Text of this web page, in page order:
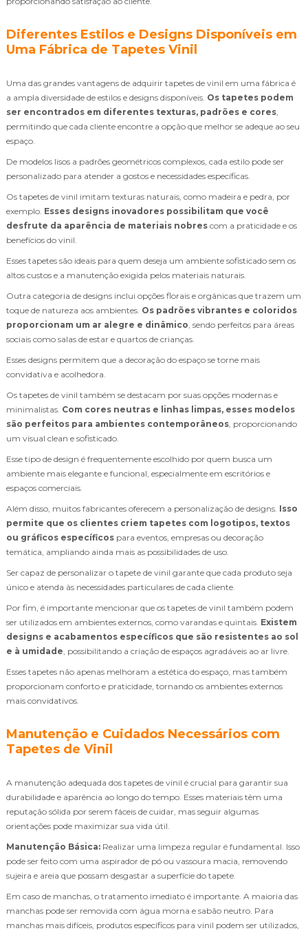
Diferentes Estilos e Designs Disponíveis em
Uma Fábrica de Tapetes Vinil
Uma das grandes vantagens de adquirir tapetes de vinil em uma fábrica é
a ampla diversidade de estilos e designs disponíveis. Os tapetes podem
ser encontrados em diferentes texturas, padrões e cores
permitindo que cada cliente encontre a opção que melhor se adeque ao seu
espaço.
De modelos lisos a padrões geométricos complexos, cada estilo pode ser
personalizado para atender a gostos e necessidades específicas.
Os tapetes de vinil imitam texturas naturais, como madeira e pedra, por
exemplo. Esses designs inovadores possibilitam que você
desfrute da aparência de materiais nobres com a praticidade e os
benefícios do vinil.
Esses tapetes são ideais para quem deseja um ambiente sofisticado sem os
altos custos e a manutenção exigida pelos materiais naturais.
Outra categoria de designs inclui opções florais e orgânicas que trazem um
toque de natureza aos ambientes. Os padrões vibrantes e coloridos
proporcionam um ar alegre e dinâmico , sendo perfeitos para áreas
sociais como salas de estar e quartos de crianças.
Esses designs permitem que a decoração do espaço se torne mais
convidativa e acolhedora.
Os tapetes de vinil também se destacam por suas opções modernas e
minimalistas. Com cores neutras e linhas limpas, esses modelos
são perfeitos para ambientes contemporâneos , proporcionando
um visual clean e sofisticado.
Esse tipo de design é frequentemente escolhido por quem busca um
ambiente mais elegante e funcional, especialmente em escritórios e
espaços comerciais.
Além disso, muitos fabricantes oferecem a personalização de designs. Isso
permite que os clientes criem tapetes com logotipos, textos
ou gráficos específicos para eventos, empresas ou decoração
temática, ampliando ainda mais as possibilidades de uso.
Ser capaz de personalizar o tapete de vinil garante que cada produto seja
único e atenda às necessidades particulares de cada cliente.
Por fim, é importante mencionar que os tapetes de vinil também podem
ser utilizados em ambientes externos, como varandas e quintais. Existem
designs e acabamentos específicos que são resistentes ao sol
e à umidade , possibilitando a criação de espaços agradáveis ao ar livre.
Esses tapetes não apenas melhoram a estética do espaço, mas também
proporcionam conforto e praticidade, tornando os ambientes externos
mais convidativos.
Manutenção e Cuidados Necessários com
Tapetes de Vinil
A manutenção adequada dos tapetes de vinil é crucial para garantir sua
durabilidade e aparência ao longo do tempo. Esses materiais têm uma
reputação sólida por serem fáceis de cuidar, mas seguir algumas
orientações pode maximizar sua vida útil.
Manutenção Básica: Realizar uma limpeza regular é fundamental. Isso
pode ser feito com uma aspirador de pó ou vassoura macia, removendo
sujeira e areia que possam desgastar a superfície do tapete.
Em caso de manchas, o tratamento imediato é importante. A maioria das
manchas pode ser removida com água morna e sabão neutro. Para
manchas mais difíceis, produtos específicos para vinil podem ser utilizados,